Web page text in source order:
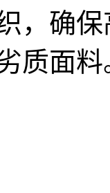
，确
质面料